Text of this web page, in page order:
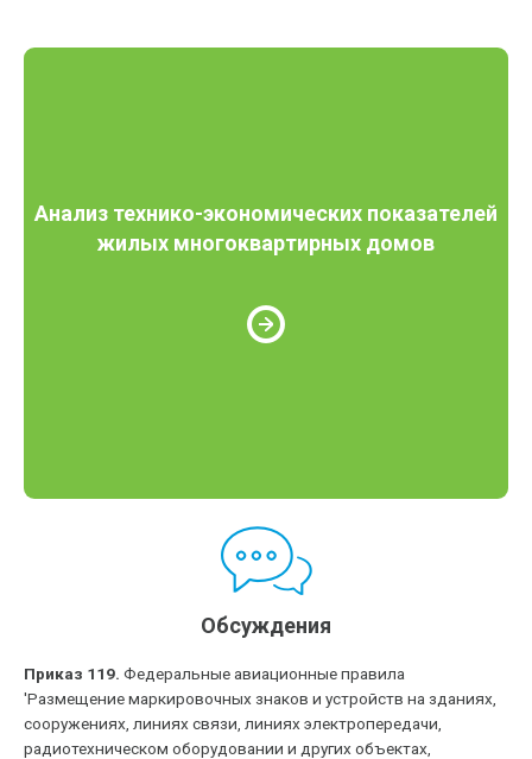
Анализ технико-экономических показателей
жилых многоквартирных домов
Обсуждения
Приказ 119. Федеральные авиационные правила
'Размещение маркировочных знаков и устройств на зданиях,
сооружениях, линиях связи, линиях электропередачи,
радиотехническом оборудовании и других объектах,